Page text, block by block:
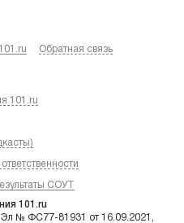
Обратная связь
101.ru
СОУТ
101.ru
№ ФС77-81931 от 16.09.2021,